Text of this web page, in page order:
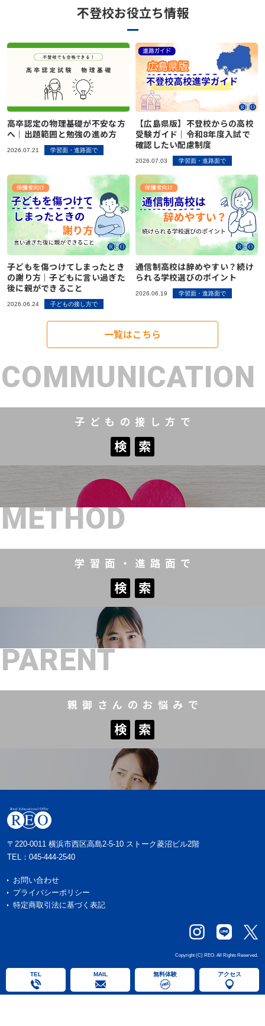
不登校お役立ち情報
高卒認定の物理基礎が不安な方
へ｜出題範囲と勉強の進め方
2026.07.21 学習面・進路面で
【広島県版】不登校からの高校
受験ガイド｜令和8年度入試で
確認したい配慮制度
2026.07.03 学習面・進路面で
子どもを傷つけてしまったとき
の謝り方｜子どもに言い過ぎた
後に親ができること
2026.06.24 子どもの接し方で
通信制高校は辞めやすい？続け
られる学校選びのポイント
2026.06.19 学習面・進路面で
一覧はこちら
子どもの接し方で
検 索
検 索
COMMUNICATION
学習面・進路面で
検 索
検 索
METHOD
親御さんのお悩みで
検 索
検 索
PARENT
〒220-0011 横浜市西区高島2-5-10 ストーク菱沼ビル2階
TEL： 045-444-2540
お問い合わせ
プライバシーポリシー
特定商取引法に基づく表記
Copyright (C) REO. All Rights Reserved.
TEL MAIL 無料体験 アクセス